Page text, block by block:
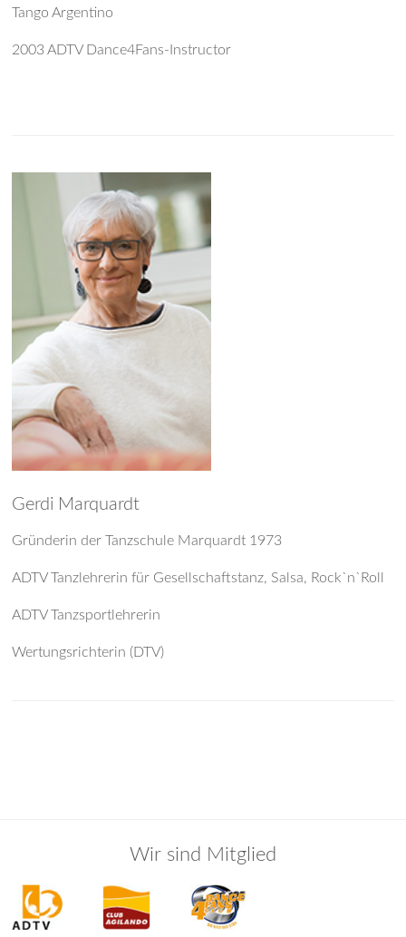
Tango Argentino
2003 ADTV Dance4Fans-Instructor
Gerdi Marquardt
Gründerin der Tanzschule Marquardt 1973
ADTV Tanzlehrerin für Gesellschaftstanz, Salsa, Rock`n`Roll
ADTV Tanzsportlehrerin
Wertungsrichterin (DTV)
Wir sind Mitglied